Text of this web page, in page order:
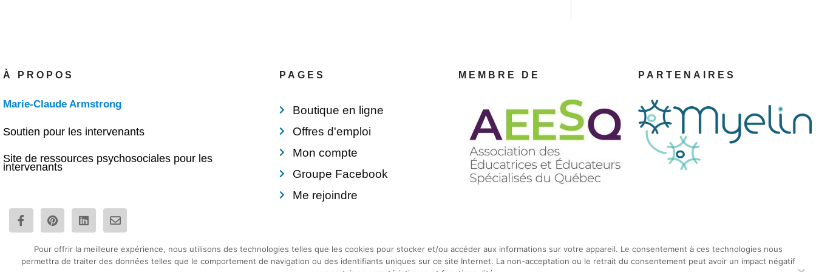
À PROPOS
Marie-Claude Armstrong
Soutien pour les intervenants
Site de ressources psychosociales pour les
intervenants
F
a
c
b
o
P
i
n
t
e
r
L
i
n
k
e
d
E
n
v
e
l
o
PAGES
Boutique en ligne
Offres d'emploi
Mon compte
Groupe Facebook
Me rejoindre
MEMBRE DE PARTENAIRES
Pour offrir la meilleure expérience, nous utilisons des technologies telles que les cookies pour stocker et/ou accéder aux informations sur votre appareil. Le consentement à ces technologies nous
permettra de traiter des données telles que le comportement de navigation ou des identifiants uniques sur ce site Internet. La non-acceptation ou le retrait du consentement peut avoir un impact négatif